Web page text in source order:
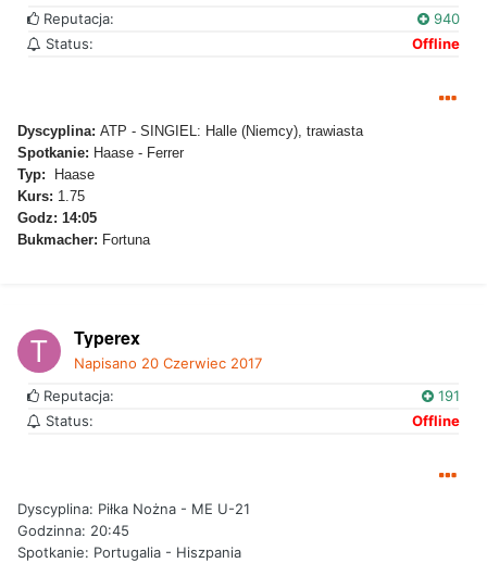
Reputacja:
940
Status:
Offline
Dyscyplina: ATP - SINGIEL: Halle (Niemcy), trawiasta
Spotkanie: Haase - Ferrer
Typ: Haase
Kurs: 1.75
Godz: 14:05
Bukmacher: Fortuna
Typerex
Napisano 20 Czerwiec 2017
Reputacja:
191
Status:
Offline
Dyscyplina: Piłka Nożna - ME U-21
Godzinna: 20:45
Spotkanie: Portugalia - Hiszpania